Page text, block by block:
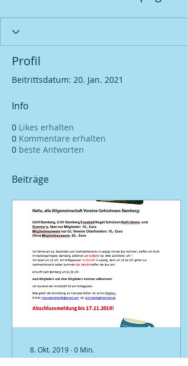
Profil
Beitrittsdatum: 20. Jan. 2021
Info
0 Likes erhalten
0 Kommentare erhalten
0 beste Antworten
Beiträge
8. Okt. 2019 ∙0 Min.